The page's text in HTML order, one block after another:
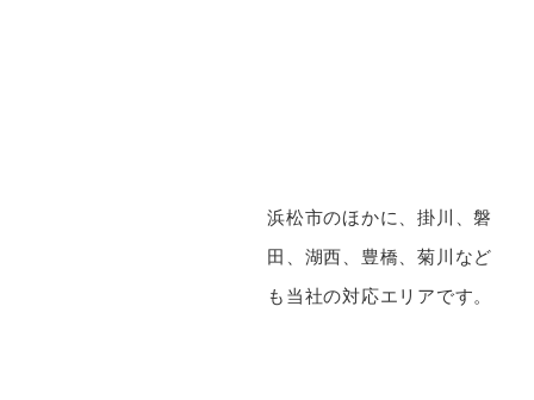
浜松市のほかに、掛川、磐
田、湖西、豊橋、菊川など
も当社の対応エリアです。